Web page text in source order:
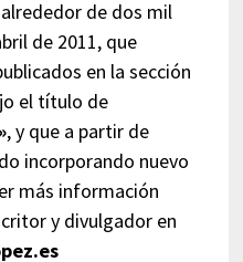
de dos mil
de 2011, que
en la sección
el título de
, y que a partir de
incorporando nuevo
más información
y divulgador en